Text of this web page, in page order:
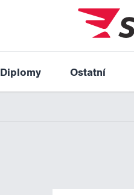
Diplomy Ostatní